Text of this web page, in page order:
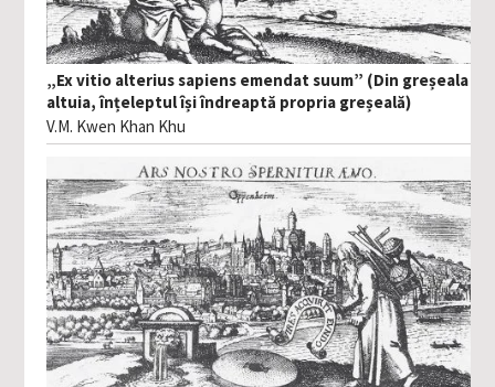
„Ex vitio alterius sapiens emendat suum” (Din greșeala
altuia, înțeleptul își îndreaptă propria greșeală)
V.M. Kwen Khan Khu